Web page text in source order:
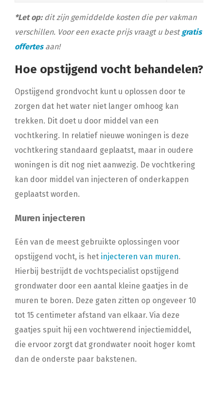
*Let op:dit zijn gemiddelde kosten die per vakman
verschillen. Voor een exacte prijs vraagt u best gratis
offertesaan!
Hoe opstijgend vocht behandelen?
Opstijgend grondvocht kunt u oplossen door te
zorgen dat het water niet langer omhoog kan
trekken. Dit doet u door middel van een
vochtkering. In relatief nieuwe woningen is deze
vochtkering standaard geplaatst, maar in oudere
woningen is dit nog niet aanwezig. De vochtkering
kan door middel van injecteren of onderkappen
geplaatst worden.
Muren injecteren
Eén van de meest gebruikte oplossingen voor
opstijgend vocht, is het injecteren van muren.
Hierbij bestrijdt de vochtspecialist opstijgend
grondwater door een aantal kleine gaatjes in de
muren te boren. Deze gaten zitten op ongeveer 10
tot 15 centimeter afstand van elkaar. Via deze
gaatjes spuit hij een vochtwerend injectiemiddel,
die ervoor zorgt dat grondwater nooit hoger komt
dan de onderste paar bakstenen.